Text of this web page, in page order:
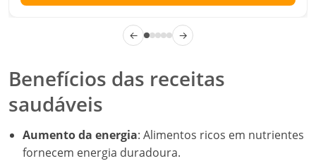
← →
Benefícios das receitas
saudáveis
Aumento da energia: Alimentos ricos em nutrientes
fornecem energia duradoura.